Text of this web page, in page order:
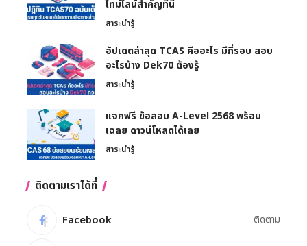
ไทม์ไลน์สำคัญที่นี่
สาระน่ารู้
อัปเดตล่าสุด TCAS คืออะไร มีกี่รอบ สอบ
อะไรบ้าง Dek70 ต้องรู้
สาระน่ารู้
แจกฟรี ข้อสอบ A-Level 2568 พร้อม
เฉลย ดาวน์โหลดได้เลย
สาระน่ารู้
ติดตามเราได้ที่
Facebook ติดตาม